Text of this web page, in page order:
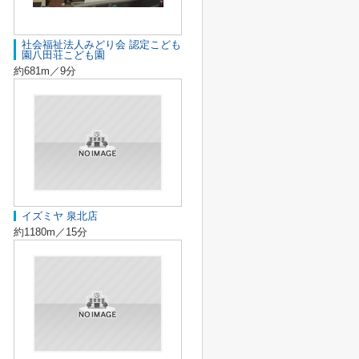
社会福祉法人みどり会 認定こども
園八田荘こども園
約681m／9分
イズミヤ 泉北店
約1180m／15分